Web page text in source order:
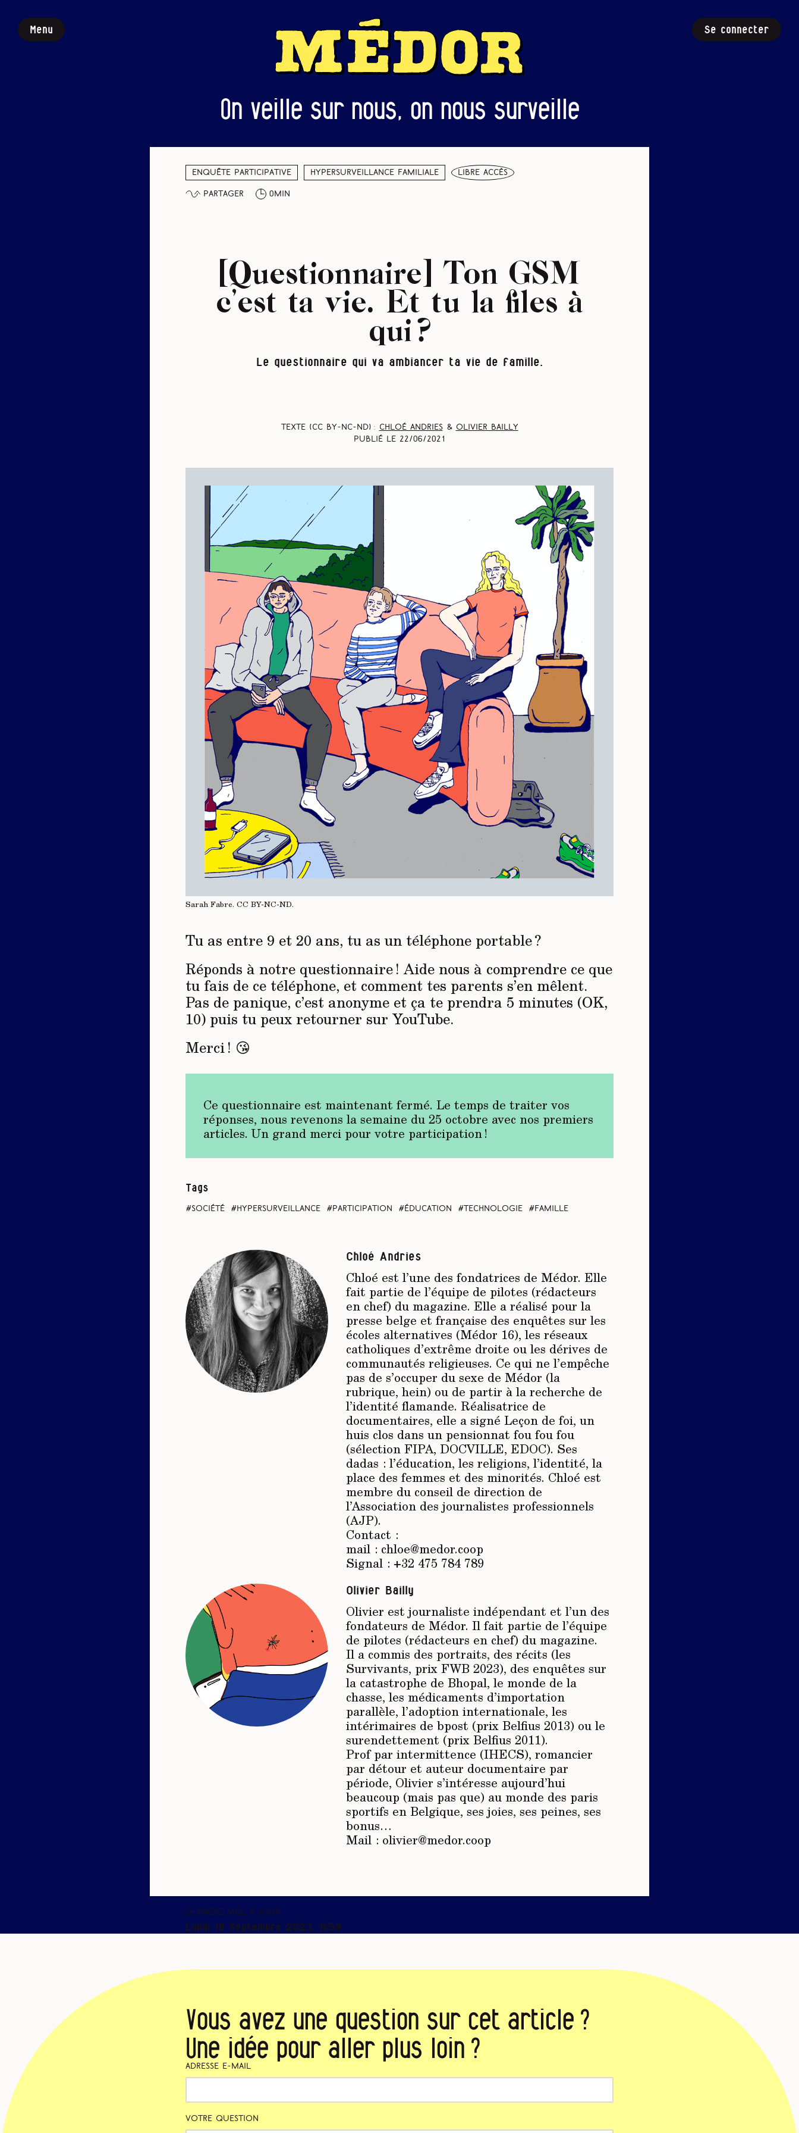
Menu Se connecter
On veille sur nous, on nous surveille
Enquête participative Hypersurveillance familiale libre accès
Partager 0min
[Questionnaire] Ton GSM
c’est ta vie. Et tu la files à
qui ?
Le questionnaire qui va ambiancer ta vie de famille.
Texte (CC BY-NC-ND) : Chloé Andries& Olivier Bailly
Publié le 22/06/2021
Sarah Fabre. CC BY-NC-ND.
Tu as entre 9 et 20 ans, tu as un téléphone portable ?
Réponds à notre questionnaire ! Aide nous à comprendre ce que
tu fais de ce téléphone, et comment tes parents s’en mêlent.
Pas de panique, c’est anonyme et ça te prendra 5 minutes (OK,
10) puis tu peux retourner sur YouTube.
Merci ! 😘
Ce questionnaire est maintenant fermé. Le temps de traiter vos
réponses, nous revenons la semaine du 25 octobre avec nos premiers
articles. Un grand merci pour votre participation !
Tags
société hypersurveillance participation éducation technologie famille
Chloé Andries
Chloé est l’une des fondatrices de Médor. Elle
fait partie de l’équipe de pilotes (rédacteurs
en chef) du magazine. Elle a réalisé pour la
presse belge et française des enquêtes sur les
écoles alternatives (Médor 16), les réseaux
catholiques d’extrême droite ou les dérives de
communautés religieuses. Ce qui ne l’empêche
pas de s’occuper du sexe de Médor (la
rubrique, hein) ou de partir à la recherche de
l’identité flamande. Réalisatrice de
documentaires, elle a signé Leçon de foi, un
huis clos dans un pensionnat fou fou fou
(sélection FIPA, DOCVILLE, EDOC). Ses
dadas : l’éducation, les religions, l’identité, la
place des femmes et des minorités. Chloé est
membre du conseil de direction de
l’Association des journalistes professionnels
(AJP).
Contact :
mail : chloe@medor.coop
Signal : +32 475 784 789
Olivier Bailly
Olivier est journaliste indépendant et l’un des
fondateurs de Médor. Il fait partie de l’équipe
de pilotes (rédacteurs en chef) du magazine.
Il a commis des portraits, des récits (les
Survivants, prix FWB 2023), des enquêtes sur
la catastrophe de Bhopal, le monde de la
chasse, les médicaments d’importation
parallèle, l’adoption internationale, les
intérimaires de bpost (prix Belfius 2013) ou le
surendettement (prix Belfius 2011).
Prof par intermittence (IHECS), romancier
par détour et auteur documentaire par
période, Olivier s’intéresse aujourd’hui
beaucoup (mais pas que) au monde des paris
sportifs en Belgique, ses joies, ses peines, ses
bonus…
Mail : olivier@medor.coop
Dernière mise à jour
Lundi 18 Septembre 2023, 1h59
Vous avez une question sur cet article ?
Une idée pour aller plus loin ?
Adresse e-mail
Votre question